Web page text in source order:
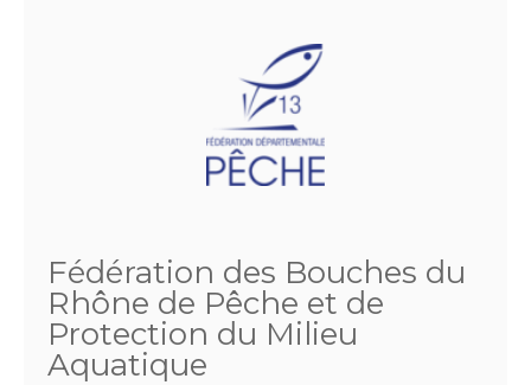
Fédération des Bouches du
Rhône de Pêche et de
Protection du Milieu
Aquatique